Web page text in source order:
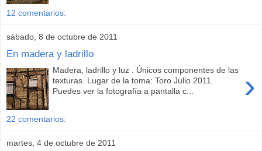
12 comentarios:
sábado, 8 de octubre de 2011
En madera y ladrillo
›
Madera, ladrillo y luz . Únicos componentes de las
texturas. Lugar de la toma: Toro Julio 2011.
Puedes ver la fotografía a pantalla c...
22 comentarios:
martes, 4 de octubre de 2011